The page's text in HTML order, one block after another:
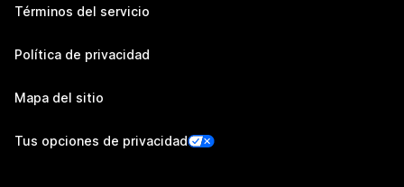
Términos del servicio
Política de privacidad
Mapa del sitio
Tus opciones de privacidad